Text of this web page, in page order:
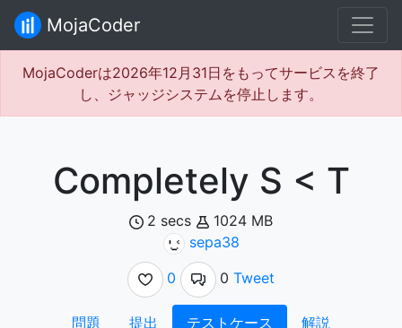
MojaCoder
MojaCoderは2026年12月31日をもってサービスを終了
し、ジャッジシステムを停止します。
Completely S < T
2 secs
1024 MB
sepa38
0
0 Tweet
問題 提出 テストケース 解説